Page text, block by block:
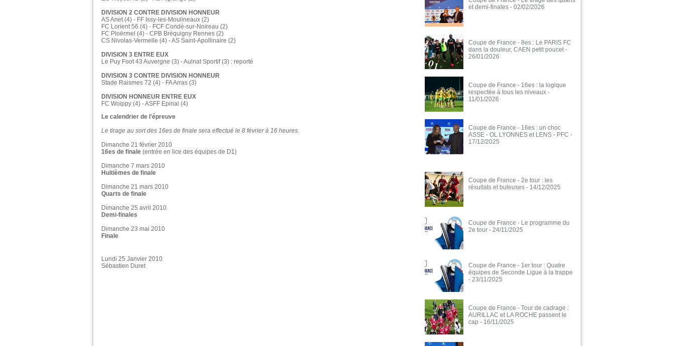
DIVISION 2 CONTRE DIVISION HONNEUR
AS Anet (4) - FF Issy-les-Moulineaux (2)
FC Lorient 56 (4) - FCF Condé-sur-Noireau (2)
FC Ploërmel (4) - CPB Bréquigny Rennes (2)
CS Nivolas-Vermelle (4) - AS Saint-Apollinaire (2)
DIVISION 3 ENTRE EUX
Le Puy Foot 43 Auvergne (3) - Aulnat Sportif (3) : reporté
DIVISION 3 CONTRE DIVISION HONNEUR
Stade Raismes 72 (4) - FA Arras (3)
DIVISION HONNEUR ENTRE EUX
FC Woippy (4) - ASFF Epinal (4)
Le calendrier de l'épreuve
Le tirage au sort des 16es de finale sera effectué le 8 février à 16 heures.
Dimanche 21 février 2010
16es de finale (entrée en lice des équipes de D1)
Dimanche 7 mars 2010
Huitièmes de finale
Dimanche 21 mars 2010
Quarts de finale
Dimanche 25 avril 2010
Demi-finales
Dimanche 23 mai 2010
Finale
Lundi 25 Janvier 2010
Sébastien Duret
et demi-finales - 02/02/2026
Coupe de France - 8es : Le PARIS FC
dans la douleur, CAEN petit poucet -
26/01/2026
Coupe de France - 16es : la logique
respectée à tous les niveaux -
11/01/2026
Coupe de France - 16es : un choc
ASSE - OL LYONNES et LENS - PFC -
17/12/2025
Coupe de France - 2e tour : les
résultats et buteuses - 14/12/2025
Coupe de France - Le programme du
2e tour - 24/11/2025
Coupe de France - 1er tour : Quatre
équipes de Seconde Ligue à la trappe
- 23/11/2025
Coupe de France - Tour de cadrage :
AURILLAC et LA ROCHE passent le
cap - 16/11/2025